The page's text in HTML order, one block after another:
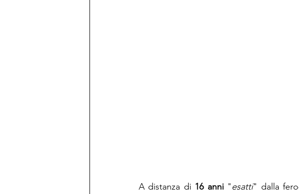
A distanza di 16 anni "esatti" dalla